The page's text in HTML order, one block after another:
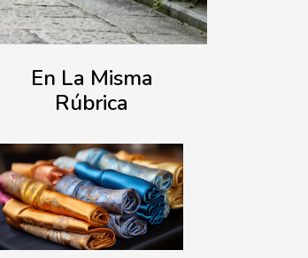
En La Misma
Rúbrica